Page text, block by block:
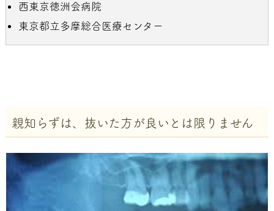
西東京徳洲会病院
東京都立多摩総合医療センター
親知らずは、抜いた方が良いとは限りません